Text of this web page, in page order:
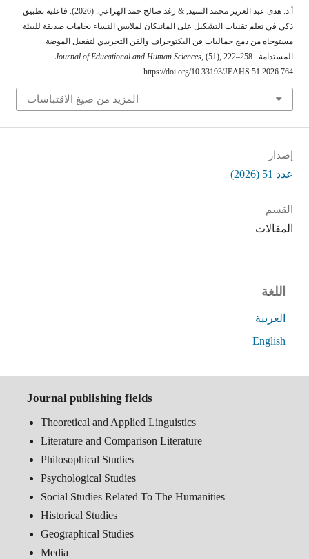
أ.د. هدى عبد العزيز محمد السيد, & رغد صالح حمد الهزاعي. (2026). فاعلية تطبيق
ذكي في تعلم تقنيات التشكيل على المانيكان لملابس النساء بخامات صديقة للبيئة
مستوحاه من دمج جماليات فن البكتوجراف والفن التجريدي لتفعيل الموضة
المستدامة.
Journal of Educational and Human Sciences, (51), 222–258.
https://doi.org/10.33193/JEAHS.51.2026.764
المزيد من صيغ الاقتباسات
إصدار
عدد 51 (2026)
القسم
المقالات
اللغة
العربية
English
Journal publishing fields
Theoretical and Applied Linguistics
Literature and Comparison Literature
Philosophical Studies
Psychological Studies
Social Studies Related To The Humanities
Historical Studies
Geographical Studies
Media